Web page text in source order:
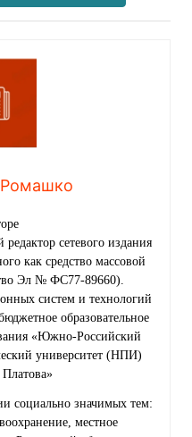
сетевого издания
как средство массовой
Эл № ФС77-89660).
систем и технологий
образовательное
«Южно-Российский
университет (НПИ)
социально значимых тем:
местное